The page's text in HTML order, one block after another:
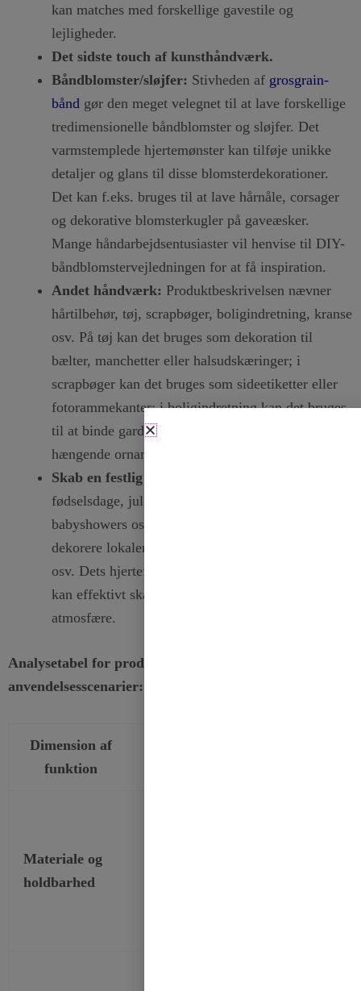
kan matches med forskellige gavestile og
lejligheder.
Det sidste touch af kunsthåndværk.
Båndblomster/sløjfer: Stivheden af grosgrain-
bånd gør den meget velegnet til at lave forskellige
tredimensionelle båndblomster og sløjfer. Det
varmstemplede hjertemønster kan tilføje unikke
detaljer og glans til disse blomsterdekorationer.
Det kan f.eks. bruges til at lave hårnåle, corsager
og dekorative blomsterkugler på gaveæsker.
Mange håndarbejdsentusiaster vil henvise til DIY-
båndblomstervejledningen for at få inspiration.
Andet håndværk: Produktbeskrivelsen nævner
hårtilbehør, tøj, scrapbøger, boligindretning, kranse
osv. På tøj kan det bruges som dekoration til
bælter, manchetter eller halsudskæringer; i
scrapbøger kan det bruges som sideetiketter eller
fotorammekanter; i boligindretning kan det bruges
til at binde gardiner, dekorere vaser eller lave
hængende ornamenter.
Skab en festlig og fejrende atmosfære.
fødselsdage, jul, halloween, bryllupper,
babyshowers osv. kan dette bånd bruges til at
dekorere lokaler, service, invitationer, returgaver
osv. Dets hjerteformede mønster og gyldne glans
kan effektivt skabe en festlig, varm eller romantisk
atmosfære.
Analysetabel for produktfunktioner og
anvendelsesscenarier:
Dimension af
funktion
Materiale og
holdbarhed